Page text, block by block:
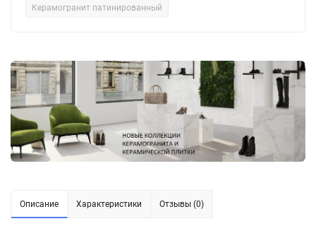
Керамогранит патинированный
Описание Характеристики Отзывы (0)